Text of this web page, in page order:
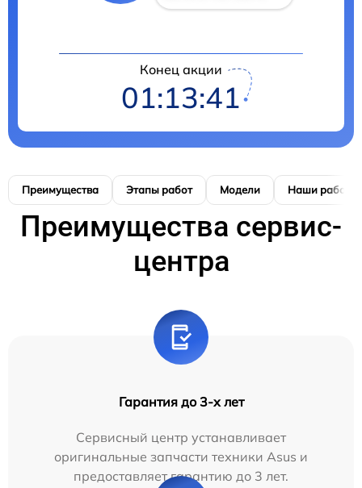
Конец акции
01:13:41
Преимущества Этапы работ Модели Наши работы
Преимущества сервис-
центра
Гарантия до 3-х лет
Сервисный центр устанавливает
оригинальные запчасти техники Asus и
предоставляет гарантию до 3 лет.